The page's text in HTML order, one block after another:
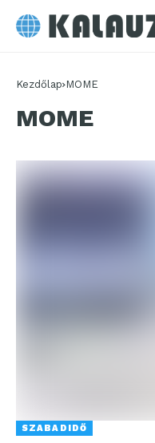
Kezdőlap MOME
MOME
SZABADIDŐ